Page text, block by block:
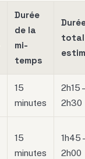
Durée
de la
mi-
temps
15
minutes
2h15
2h30
15
minutes
1h45
2h00